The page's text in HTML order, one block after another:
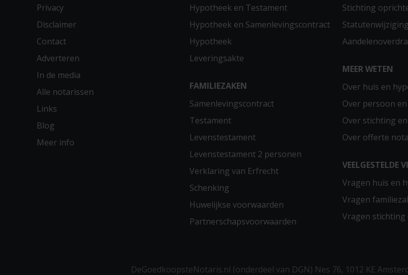
Privacy
Disclaimer
Contact
Adverteren
In de media
Alle notarissen
Links
Blog
Meer info
Hypotheek en Testament
Hypotheek en Samenlevingscontract
Hypotheek
Leveringsakte
FAMILIEZAKEN
Samenlevingscontract
Testament
Levenstestament
Levenstestament 2 personen
Verklaring van Erfrecht
Schenking
Huwelijkse voorwaarden
Partnerschapsvoorwaarden
Stichting
Statutenwijziging
MEER WETEN
Over huis en
Over persoon
Over stichting
Over offerte
VEELGESTELDE
Vragen huis en
Vragen
Vragen
DeGoedkoopsteNotaris.nl (onderdeel van DGN) Nes 76, 1012 KE